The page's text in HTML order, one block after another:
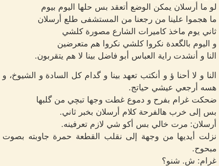
لو ما أرسلان يمكن الوضع أتعقد بس حلها اليوم بيوم
ما هجموا علينا من رجعنا من المستشفى طلع أرسلان
ثاني يوم ماخذ كاميرات الشارع مصورة كلشي
و اليوم بالگعدة نكروا كلشي نكروا هم متعرضين
النا و أنشدت راية العباس أبو فاضل بينا لا هم يتقربون.
النا و لا أحنا ؤ و أنكتب تعهد بينا و گدام كل السادة و الشيوخ، و
هسه أرجعي عيشي حياتج.
ضحكت غرام بفرح و دموع غطت وجها تبچي من گلبها
بس إلى خرب هالفرحة كلام أرسلان بخبر ثاني.
أرسلان: مرت خالي بس أكو شي لازم تعرفينه.
نزلت أيديها من وجهة إلى نقلب القطعة حمرة جاوبته بصوت
مبحوح.
غرام: ش. شنو؟